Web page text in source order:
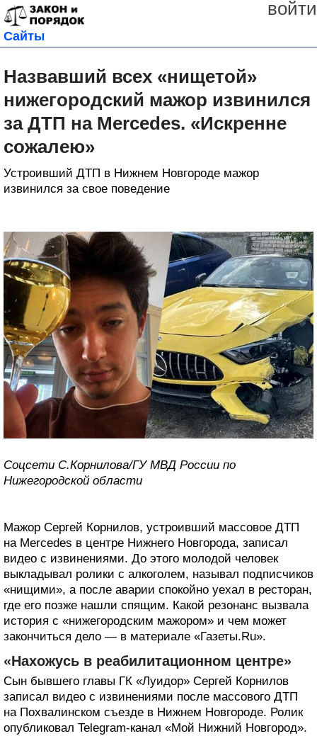
войти
Сайты
Назвавший всех «нищетой»
нижегородский мажор извинился
за ДТП на Mercedes. «Искренне
сожалею»
Устроивший ДТП в Нижнем Новгороде мажор
извинился за свое поведение
Соцсети С.Корнилова/ГУ МВД России по
Нижегородской области
Мажор Сергей Корнилов, устроивший массовое ДТП
на Mercedes в центре Нижнего Новгорода, записал
видео с извинениями. До этого молодой человек
выкладывал ролики с алкоголем, называл подписчиков
«нищими», а после аварии спокойно уехал в ресторан,
где его позже нашли спящим. Какой резонанс вызвала
история с «нижегородским мажором» и чем может
закончиться дело — в материале «Газеты.Ru».
«Нахожусь в реабилитационном центре»
Сын бывшего главы ГК «Луидор» Сергей Корнилов
записал видео с извинениями после массового ДТП
на Похвалинском съезде в Нижнем Новгороде. Ролик
опубликовал Telegram-канал «Мой Нижний Новгород».